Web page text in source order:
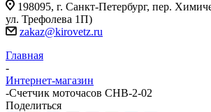
198095, г. Санкт-Петербург, пер.
ул. Трефолева 1П)
zakaz@kirovetz.ru
Главная
-
Интернет-магазин
-Счетчик моточасов CHB-2-02
Поделиться